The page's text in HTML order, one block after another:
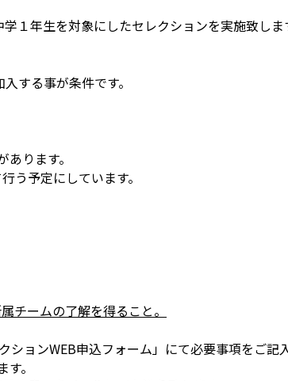
１年生を対象にしたセレクションを実施致しま
する事が条件です。
ります。
う予定にしています。
チームの了解を得ること。
ョンWEB申込フォーム」にて必要事項をご記
。